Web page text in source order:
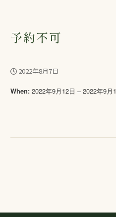
予約不可
2022年8月7日
When: 2022年9月12日 – 2022年9月